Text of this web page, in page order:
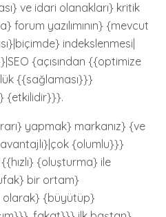
ve idari olanakları} kritik
forum yazılımının} {mevcut
indekslenmesi|
{açısından {{optimize
{{sağlaması}}}
{etkilidir}}}.
yapmak} markanız} {ve
avantajlı}|çok {olumlu}}}
{oluşturma} ile
bir ortam}
olarak} {büyütüp}